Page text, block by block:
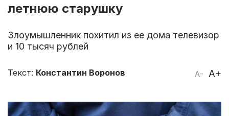
летнюю старушку
Злоумышленник похитил из ее дома телевизор
и 10 тысяч рублей
A- A+
Текст: Константин Воронов